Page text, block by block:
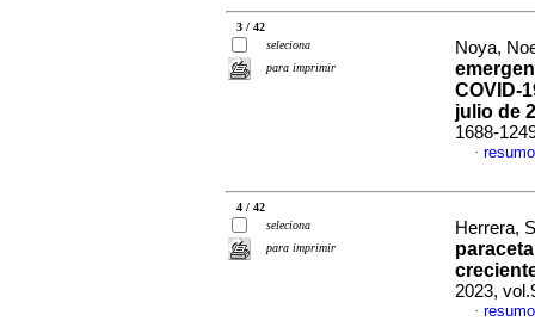
3 / 42
seleciona
para imprimir
Noya,
COVID-
julio de
1688-
·
4 / 42
seleciona
para imprimir
Herrera,
2023,
·